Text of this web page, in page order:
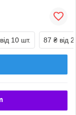
від 10 шт. 87 ₴ від